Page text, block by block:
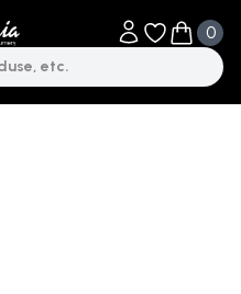
Obiecte în
0
Obiecte